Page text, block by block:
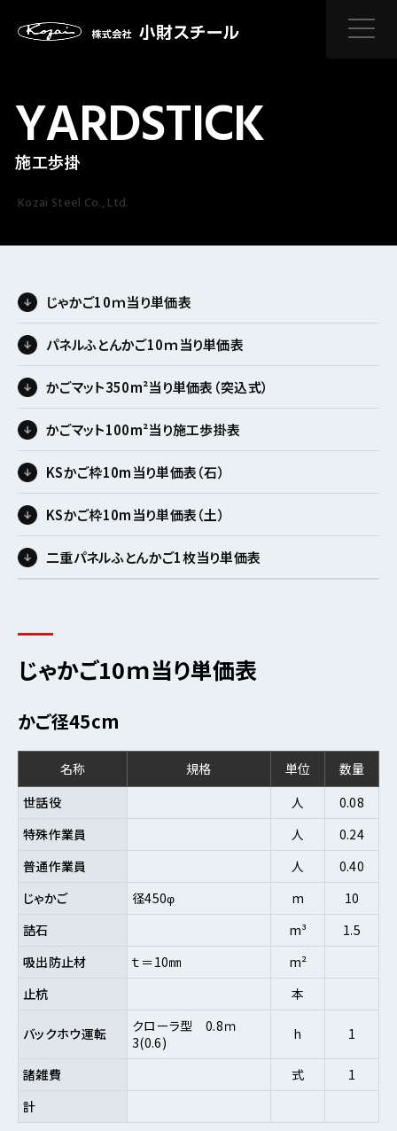
YARDSTICK
施工歩掛
Kozai Steel Co., Ltd.
じゃかご10ｍ当り単価表
パネルふとんかご10ｍ当り単価表
かごマット350m²当り単価表（突込式）
かごマット100m²当り施工歩掛表
KSかご枠10m当り単価表（石）
KSかご枠10m当り単価表（土）
二重パネルふとんかご1枚当り単価表
じゃかご10ｍ当り単価表
かご径45cm
名称 規格 単位
数量
世話役
人
0.08
特殊作業員
人
0.24
普通作業員
人
0.40
じゃかご
径450φ m
10
詰石
m³
1.5
吸出防止材
ｔ＝10㎜
m²
止杭
本
バックホウ運転
クローラ型 0.8ｍ
3(0.6)
h 1
諸雑費 式
1
計